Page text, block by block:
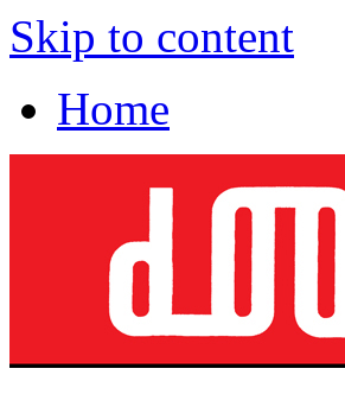
Skip to content
Home